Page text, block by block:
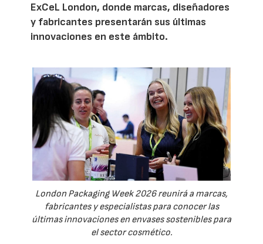
ExCeL London, donde marcas, diseñadores
y fabricantes presentarán sus últimas
innovaciones en este ámbito.
London Packaging Week 2026 reunirá a marcas,
fabricantes y especialistas para conocer las
últimas innovaciones en envases sostenibles para
el sector cosmético.